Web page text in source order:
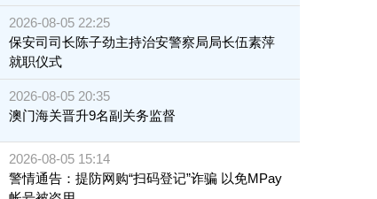
2026-08-05 22:25
保安司司长陈子劲主持治安警察局局长伍素萍
就职仪式
2026-08-05 20:35
澳门海关晋升9名副关务监督
2026-08-05 15:14
警情通告：提防网购“扫码登记”诈骗 以免MPay